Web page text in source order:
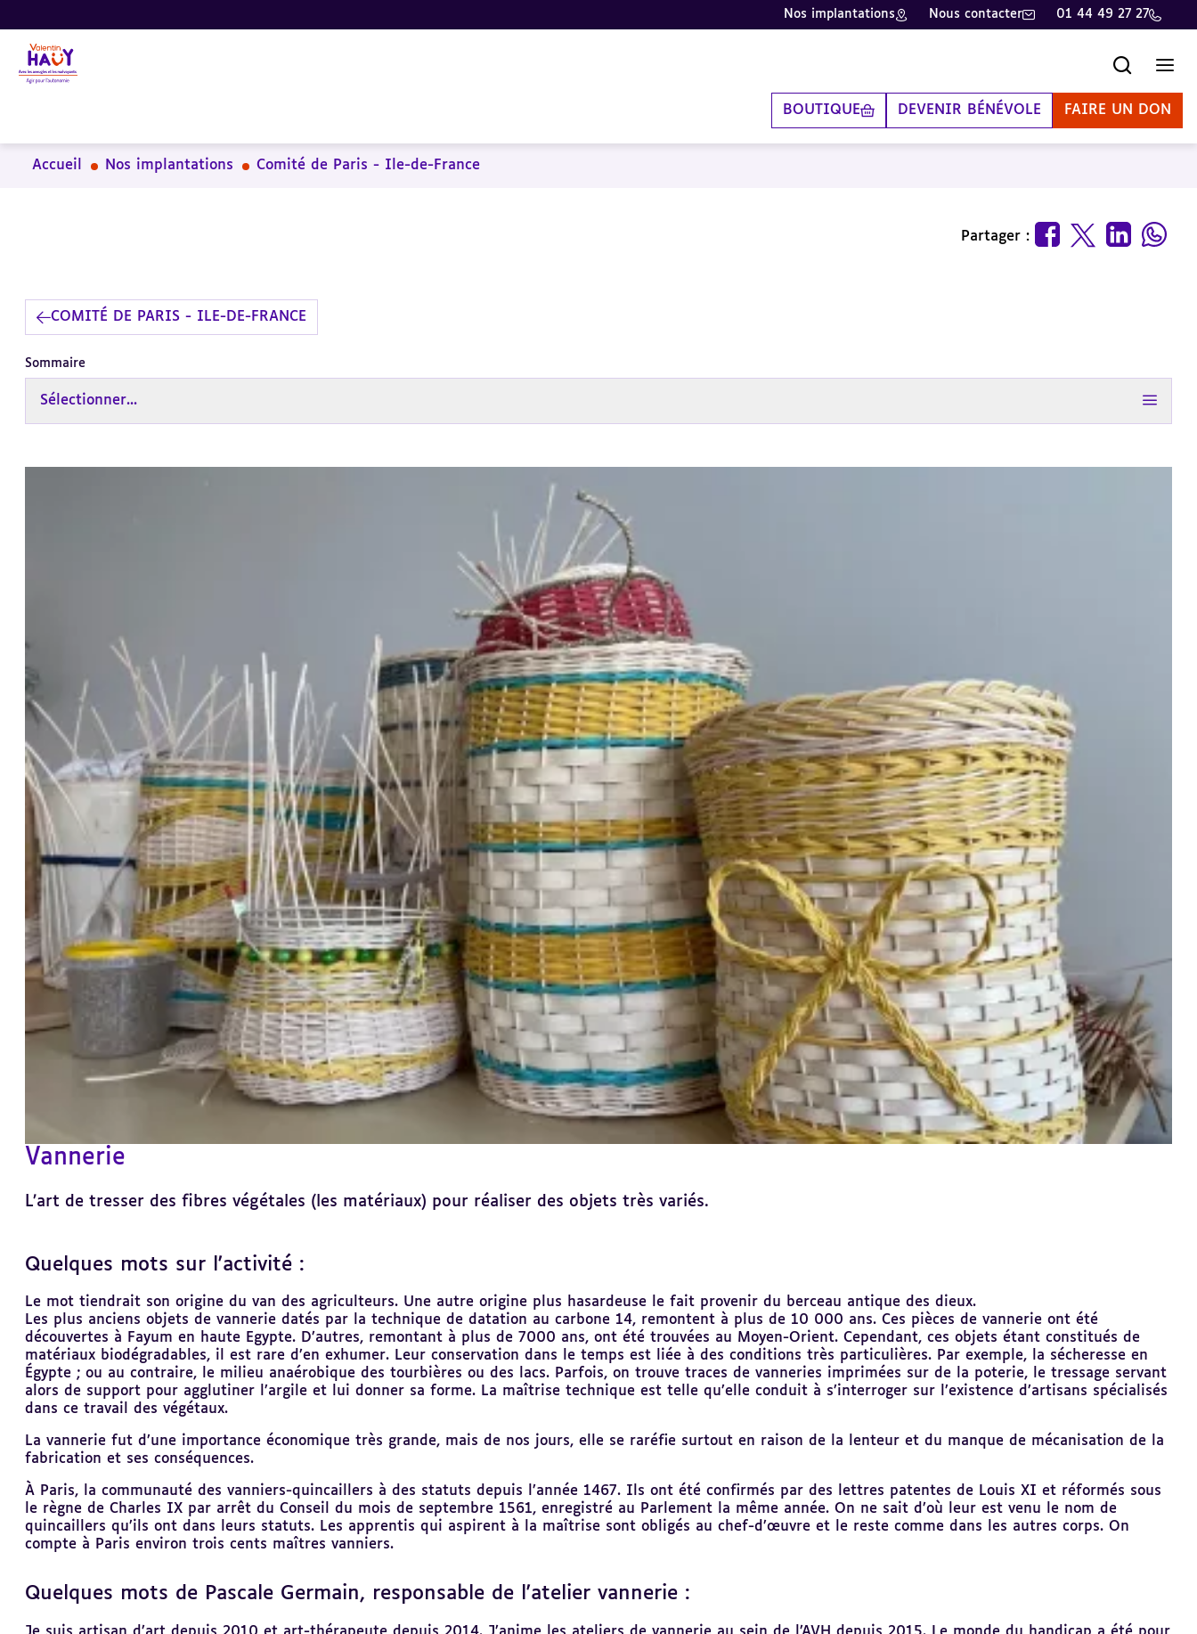
Aller
au
contenu
principal
Aller
au
pied
de
Aller
à
la
recherche
Nos implantations Nous contacter 01 44 49 27 27
BOUTIQUE DEVENIR BÉNÉVOLE FAIRE UN DON
Accueil Nos implantations Comité de Paris - Ile-de-France
Partager :
COMITÉ DE PARIS - ILE-DE-FRANCE
Sommaire
Sélectionner...
Vannerie
L’art de tresser des fibres végétales (les matériaux) pour réaliser des objets très variés.
Quelques mots sur l'activité :
Le mot tiendrait son origine du van des agriculteurs. Une autre origine plus hasardeuse le fait provenir du berceau antique des dieux.
Les plus anciens objets de vannerie datés par la technique de datation au carbone 14, remontent à plus de 10 000 ans. Ces pièces de vannerie ont été
découvertes à Fayum en haute Egypte. D’autres, remontant à plus de 7000 ans, ont été trouvées au Moyen-Orient. Cependant, ces objets étant constitués de
matériaux biodégradables, il est rare d’en exhumer. Leur conservation dans le temps est liée à des conditions très particulières. Par exemple, la sécheresse en
Égypte ; ou au contraire, le milieu anaérobique des tourbières ou des lacs. Parfois, on trouve traces de vanneries imprimées sur de la poterie, le tressage servant
alors de support pour agglutiner l’argile et lui donner sa forme. La maîtrise technique est telle qu’elle conduit à s’interroger sur l’existence d’artisans spécialisés
dans ce travail des végétaux.
La vannerie fut d’une importance économique très grande, mais de nos jours, elle se raréfie surtout en raison de la lenteur et du manque de mécanisation de la
fabrication et ses conséquences.
À Paris, la communauté des vanniers-quincaillers à des statuts depuis l’année 1467. Ils ont été confirmés par des lettres patentes de Louis XI et réformés sous
le règne de Charles IX par arrêt du Conseil du mois de septembre 1561, enregistré au Parlement la même année. On ne sait d’où leur est venu le nom de
quincaillers qu’ils ont dans leurs statuts. Les apprentis qui aspirent à la maîtrise sont obligés au chef-d’œuvre et le reste comme dans les autres corps. On
compte à Paris environ trois cents maîtres vanniers.
Quelques mots de Pascale Germain, responsable de l'atelier vannerie :
Revenir
sommaire